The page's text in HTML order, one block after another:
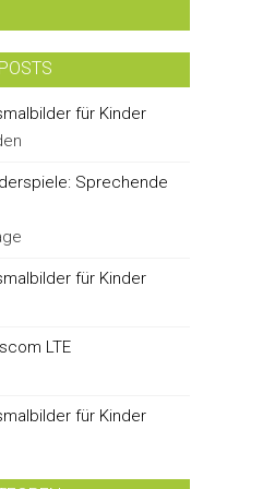
für Kinder
Sprechende
für Kinder
LTE
für Kinder